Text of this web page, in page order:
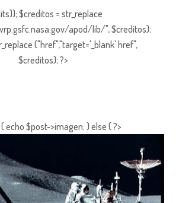
$creditos = str_replace
apod/lib/", $creditos);
("href","target='_blank' href",
$creditos); ?>
echo $post->imagen; } else { ?>